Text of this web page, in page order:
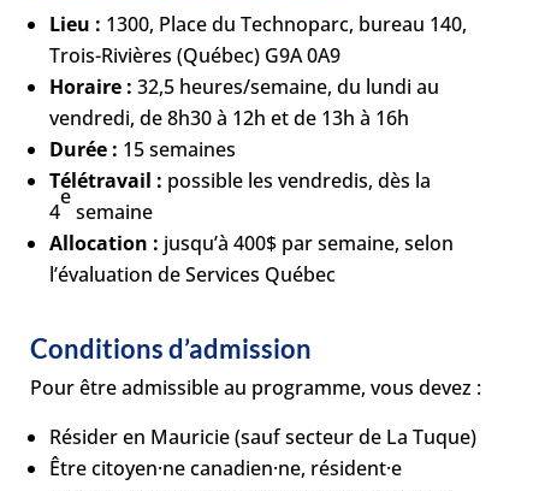
Lieu : 1300, Place du Technoparc, bureau 140,
Trois-Rivières (Québec) G9A 0A9
Horaire : 32,5 heures/semaine, du lundi au
vendredi, de 8h30 à 12h et de 13h à 16h
Durée : 15 semaines
Télétravail : possible les vendredis, dès la
4
e
semaine
Allocation : jusqu’à 400$ par semaine, selon
l’évaluation de Services Québec
Conditions d’admission
Pour être admissible au programme, vous devez :
Résider en Mauricie (sauf secteur de La Tuque)
Être citoyen·ne canadien·ne, résident·e